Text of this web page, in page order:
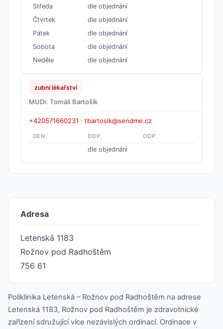
Středa
dle objednání
Čtvrtek
dle objednání
Pátek
dle objednání
Sobota
dle objednání
Neděle
dle objednání
zubní lékařství
MUDr. Tomáš Bartošík
+420571660231 · tbartosik@sendme.cz
DEN DOP. ODP.
dle objednání
Adresa
Letenská 1183
Rožnov pod Radhoštěm
756 61
Poliklinika Letenská – Rožnov pod Radhoštěm na adrese
Letenská 1183, Rožnov pod Radhoštěm je zdravotnické
zařízení sdružující více nezávislých ordinací. Ordinace v